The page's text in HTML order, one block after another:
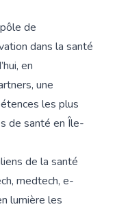
de
dans la santé
en
une
les plus
de santé en Île-
de la santé
medtech, e-
lumière les